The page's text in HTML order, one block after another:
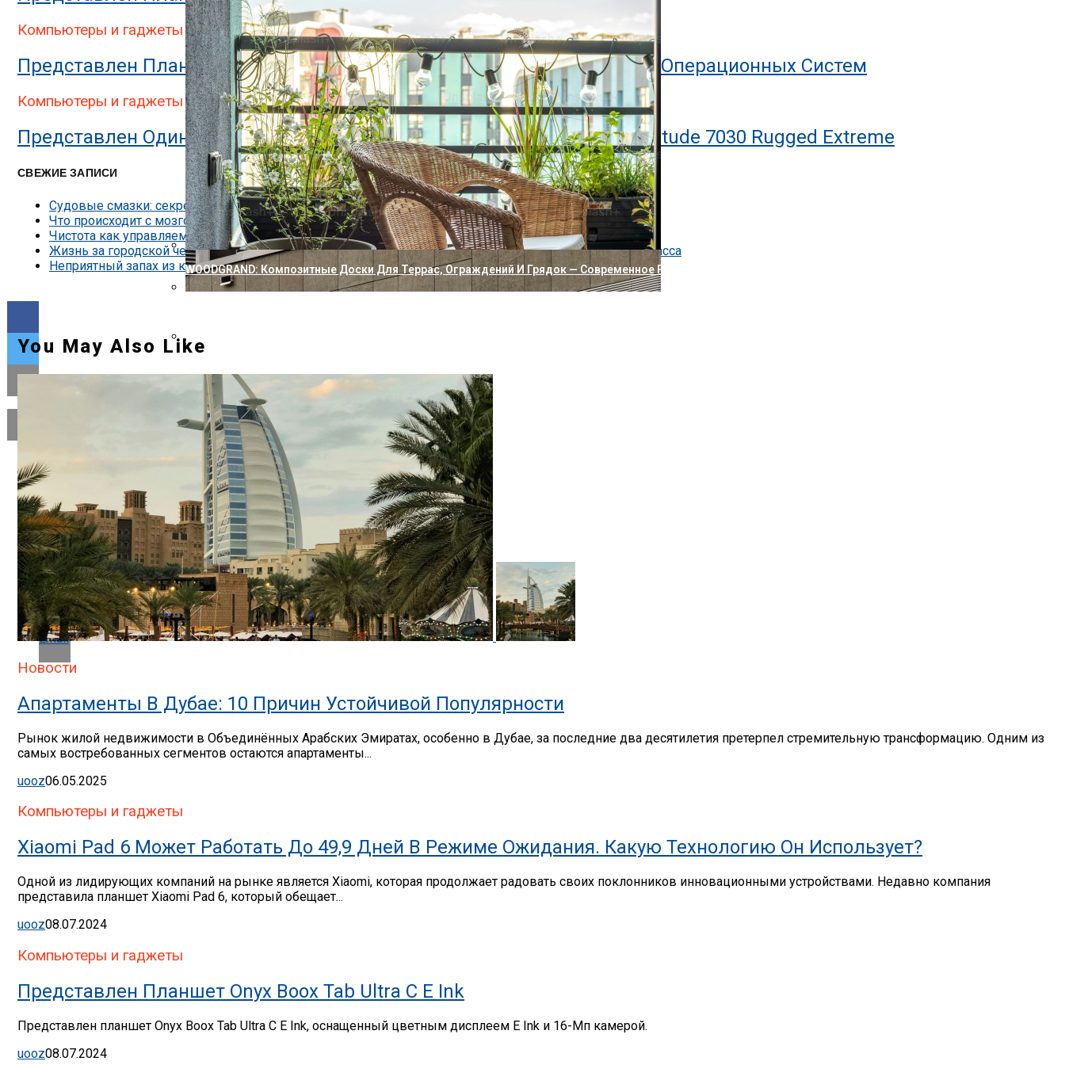
Представлен Двухэкранный Планшет Bluegen OKPad
Представлена Охранная Камера Xiaomi С Двумя Отдельными Объективами
WOODGRAND: Композитные Доски Для Террас, Ограждений И Грядок — Современное Решение С Ресурсом На Десятилетия
Компьютеры и гаджеты
Представлен Планшет StarLabs StarLite 5, Поддерживающий 7 Разных Операционных Систем
Компьютеры и гаджеты
Представлен Один Из Самых Защищенных Планшетов В Мире Dell Latitude 7030 Rugged Extreme
СВЕЖИЕ ЗАПИСИ
Судовые смазки: секреты надёжности двигателей
Что происходит с мозгом, когда мы изучаем что-то новое: нейробиология обучения
Чистота как управляемый процесс: виды клининга, технологии и критерии профессиональной уборки
Жизнь за городской чертой без бытовых компромиссов: как устроен коттеджный посёлок бизнес-класса
Неприятный запах из кондиционера — причины и как убрать
Reddit
Pinterest
Whatsapp
Whatsapp
Email
You May Also Like
Новости
Апартаменты В Дубае: 10 Причин Устойчивой Популярности
Рынок жилой недвижимости в Объединённых Арабских Эмиратах, особенно в Дубае, за последние два десятилетия претерпел стремительную трансформацию. Одним из
самых востребованных сегментов остаются апартаменты...
uooz06.05.2025
Компьютеры и гаджеты
Xiaomi Pad 6 Может Работать До 49,9 Дней В Режиме Ожидания. Какую Технологию Он Использует?
Одной из лидирующих компаний на рынке является Xiaomi, которая продолжает радовать своих поклонников инновационными устройствами. Недавно компания
представила планшет Xiaomi Pad 6, который обещает...
uooz08.07.2024
Компьютеры и гаджеты
Представлен Планшет Onyx Boox Tab Ultra C E Ink
Представлен планшет Onyx Boox Tab Ultra C E Ink, оснащенный цветным дисплеем E Ink и 16-Мп камерой.
uooz08.07.2024